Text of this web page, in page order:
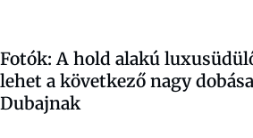
Fotók: A hold alakú
lehet a következő nagy dobása
Dubajnak